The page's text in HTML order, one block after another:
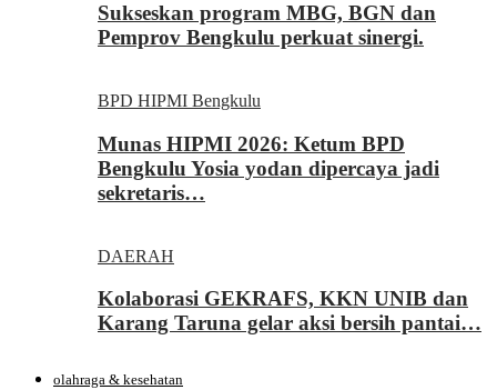
Sukseskan program MBG, BGN dan
Pemprov Bengkulu perkuat sinergi.
BPD HIPMI Bengkulu
Munas HIPMI 2026: Ketum BPD
Bengkulu Yosia yodan dipercaya jadi
sekretaris…
DAERAH
Kolaborasi GEKRAFS, KKN UNIB dan
Karang Taruna gelar aksi bersih pantai…
olahraga & kesehatan